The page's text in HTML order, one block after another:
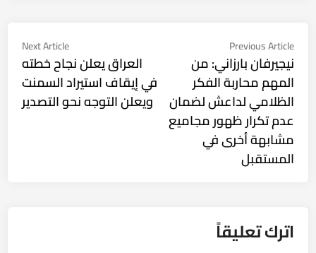
تصفّح
المقالات
Previous Article
article:
نيجيرفان بارزاني: من
المهم محاربة الفكر
الظلامي لداعش لضمان
عدم تكرار ظهور مجاميع
مشابهة أخرى في
المستقبل
Next Article
Next
العراق يعلن نجاح خطته
في إيقاف استيراد السمنت
ويعلن التوجه نحو التصدير
اترك تعليقاً